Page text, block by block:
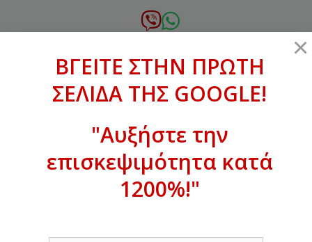
σε
xanthogenous@gmail.com
ΒΓΕΙΤΕ ΣΤΗΝ ΠΡΩΤΗ ΣΕΛΙΔΑ ΤΗΣ
GOOGLE!
×
ΒΓΕΙΤΕ ΣΤΗΝ ΠΡΩΤΗ
ΣΕΛΙΔΑ ΤΗΣ GOOGLE!
"Αυξήστε την
επισκεψιμότητα κατά
1200%!"